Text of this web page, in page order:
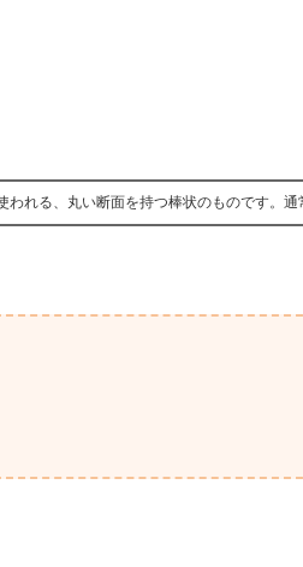
われる、丸い断面を持つ棒状のものです。